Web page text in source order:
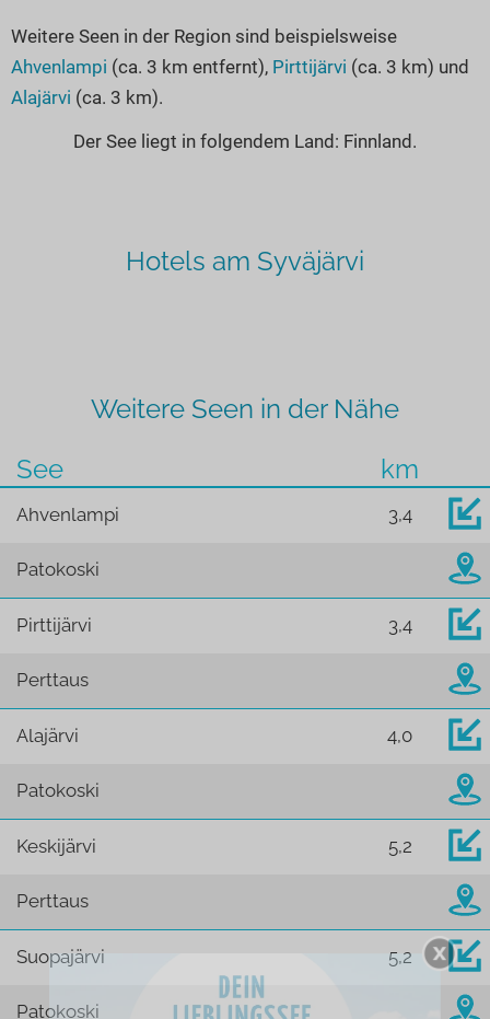
Weitere Seen in der Region sind beispielsweise
Ahvenlampi (ca. 3 km entfernt), Pirttijärvi (ca. 3 km) und
Alajärvi (ca. 3 km).
Der See liegt in folgendem Land: Finnland.
Hotels am Syväjärvi
Weitere Seen in der Nähe
See
km
Ahvenlampi 3,4
Patokoski
Pirttijärvi 3,4
Perttaus
Alajärvi 4,0
Patokoski
Keskijärvi 5,2
Perttaus
Suopajärvi 5,2
Patokoski